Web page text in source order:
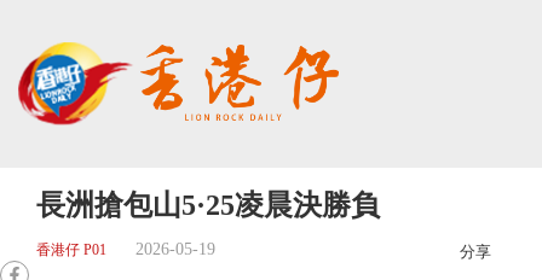
長洲搶包山5·25凌晨決勝負
香港仔 P01 2026-05-19 分享